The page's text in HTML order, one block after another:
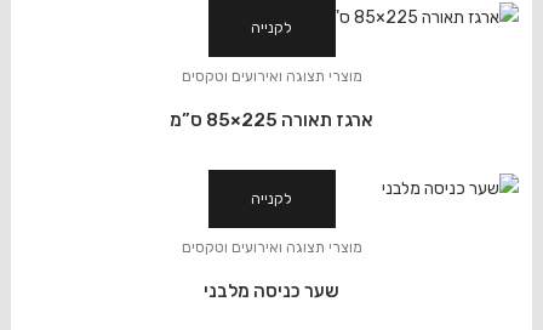
לקנייה
מוצרי תצוגה ואירועים וטקסים
ארגז תאורה 225×85 ס”מ
לקנייה
מוצרי תצוגה ואירועים וטקסים
שער כניסה מלבני